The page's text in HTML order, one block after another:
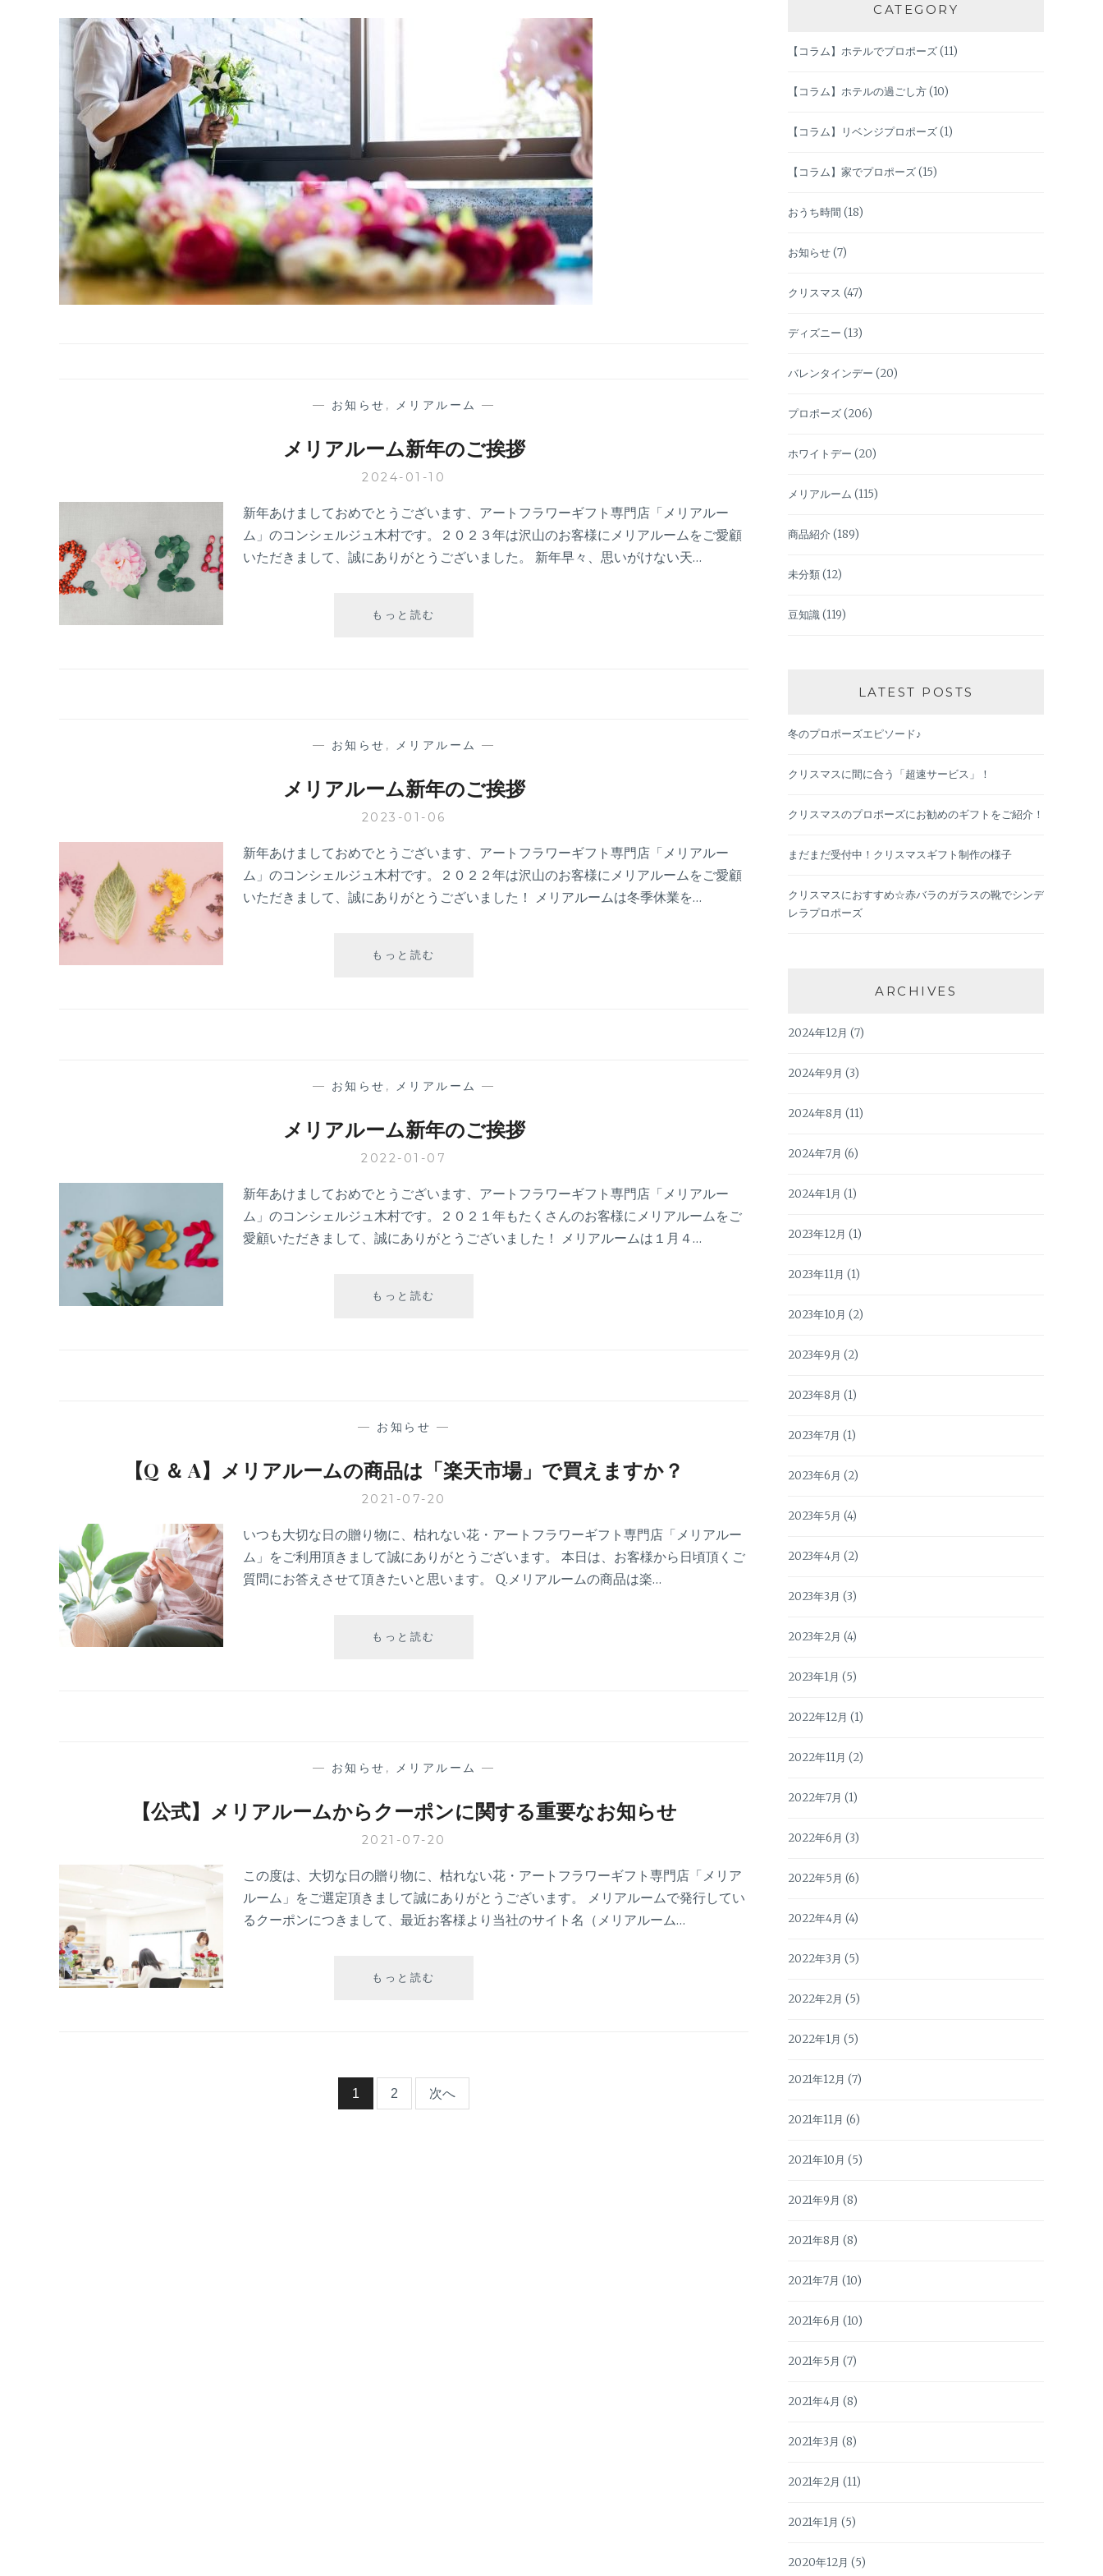
— お知らせ , メリアルーム —
メリアルーム新年のご挨拶
2024-01-10
新年あけましておめでとうございます、アートフラワーギフト専門店「メリアルー
ム」のコンシェルジュ木村です。２０２３年は沢山のお客様にメリアルームをご愛顧
いただきまして、誠にありがとうございました。 新年早々、思いがけない天…
もっと読む
年
挨
拶
— お知らせ , メリアルーム —
メリアルーム新年のご挨拶
2023-01-06
新年あけましておめでとうございます、アートフラワーギフト専門店「メリアルー
ム」のコンシェルジュ木村です。２０２２年は沢山のお客様にメリアルームをご愛顧
いただきまして、誠にありがとうございました！ メリアルームは冬季休業を…
もっと読む
年
挨
拶
— お知らせ , メリアルーム —
メリアルーム新年のご挨拶
2022-01-07
新年あけましておめでとうございます、アートフラワーギフト専門店「メリアルー
ム」のコンシェルジュ木村です。２０２１年もたくさんのお客様にメリアルームをご
愛顧いただきまして、誠にありがとうございました！ メリアルームは１月４…
もっと読む
挨
拶
— お知らせ —
【Q ＆ A】メリアルームの商品は「楽天市場」で買えますか？
2021-07-20
いつも大切な日の贈り物に、枯れない花・アートフラワーギフト専門店「メリアルー
ム」をご利用頂きまして誠にありがとうございます。 本日は、お客様から日頃頂くご
質問にお答えさせて頂きたいと思います。 Q.メリアルームの商品は楽…
もっと読む
ー
商
品
「楽
市
場」
— お知らせ , メリアルーム —
【公式】メリアルームからクーポンに関する重要なお知らせ
2021-07-20
この度は、大切な日の贈り物に、枯れない花・アートフラワーギフト専門店「メリア
ルーム」をご選定頂きまして誠にありがとうございます。 メリアルームで発行してい
るクーポンにつきまして、最近お客様より当社のサイト名（メリアルーム…
もっと読む
ー
ム
1 2 次へ
CATEGORY
【コラム】ホテルでプロポーズ(11)
【コラム】ホテルの過ごし方(10)
【コラム】リベンジプロポーズ(1)
【コラム】家でプロポーズ(15)
おうち時間 (18)
お知らせ(7)
クリスマス (47)
ディズニー (13)
バレンタインデー (20)
プロポーズ(206)
ホワイトデー (20)
メリアルーム (115)
商品紹介 (189)
未分類(12)
豆知識(119)
LATEST POSTS
冬のプロポーズエピソード♪
クリスマスに間に合う「超速サービス」！
クリスマスのプロポーズにお勧めのギフトをご紹介！
まだまだ受付中！クリスマスギフト制作の様子
クリスマスにおすすめ☆赤バラのガラスの靴でシンデ
レラプロポーズ
ARCHIVES
2024年12月 (7)
2024年9月 (3)
2024年8月 (11)
2024年7月 (6)
2024年1月 (1)
2023年12月 (1)
2023年11月 (1)
2023年10月 (2)
2023年9月 (2)
2023年8月 (1)
2023年7月 (1)
2023年6月 (2)
2023年5月 (4)
2023年4月 (2)
2023年3月 (3)
2023年2月 (4)
2023年1月 (5)
2022年12月 (1)
2022年11月 (2)
2022年7月 (1)
2022年6月 (3)
2022年5月 (6)
2022年4月 (4)
2022年3月 (5)
2022年2月 (5)
2022年1月 (5)
2021年12月 (7)
2021年11月 (6)
2021年10月 (5)
2021年9月 (8)
2021年8月 (8)
2021年7月 (10)
2021年6月 (10)
2021年5月 (7)
2021年4月 (8)
2021年3月 (8)
2021年2月 (11)
2021年1月 (5)
2020年12月 (5)